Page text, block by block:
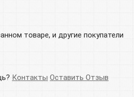
товаре, и другие покупатели
Контакты Оставить Отзыв